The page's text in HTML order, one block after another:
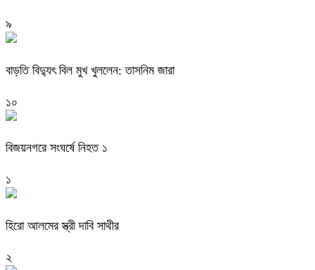
৯
বাড়তি বিদ্যুৎ বিল মুখ খুললেন: তাসনিম জারা
১০
বিজয়নগরে সংঘর্ষে নিহত ১
১
হিরো আলমের স্ত্রী দাবি সাথীর
২